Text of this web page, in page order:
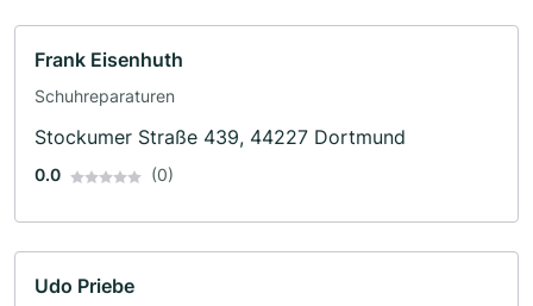
Frank Eisenhuth
Schuhreparaturen
Stockumer Straße 439, 44227 Dortmund
0.0 (0)
Udo Priebe